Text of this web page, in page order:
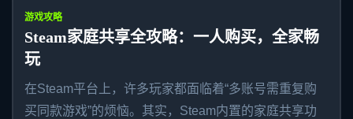
游戏攻略
Steam家庭共享全攻略：一人购买，全家畅
玩
在Steam平台上，许多玩家都面临着“多账号需重复购
买同款游戏”的烦恼。其实，Steam内置的家庭共享功